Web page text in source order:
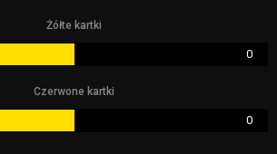
Żółte kartki
0
Czerwone kartki
0